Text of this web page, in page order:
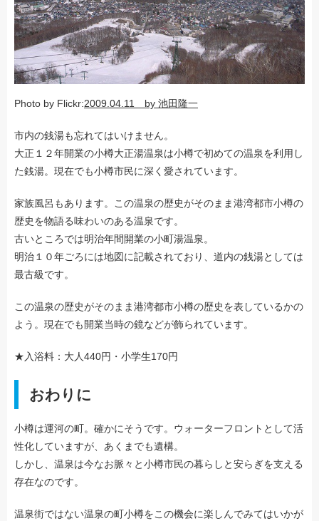
Photo by Flickr:2009.04.11 by 池田隆一
市内の銭湯も忘れてはいけません。
大正１２年開業の小樽大正湯温泉は小樽で初めての温泉を利用し
た銭湯。現在でも小樽市民に深く愛されています。
家族風呂もあります。この温泉の歴史がそのまま港湾都市小樽の
歴史を物語る味わいのある温泉です。
古いところでは明治年間開業の小町湯温泉。
明治１０年ごろには地図に記載されており、道内の銭湯としては
最古級です。
この温泉の歴史がそのまま港湾都市小樽の歴史を表しているかの
よう。現在でも開業当時の鏡などが飾られています。
★入浴料：大人440円・小学生170円
おわりに
小樽は運河の町。確かにそうです。ウォーターフロントとして活
性化していますが、あくまでも遺構。
しかし、温泉は今なお脈々と小樽市民の暮らしと安らぎを支える
存在なのです。
温泉街ではない温泉の町小樽をこの機会に楽しんでみてはいかが